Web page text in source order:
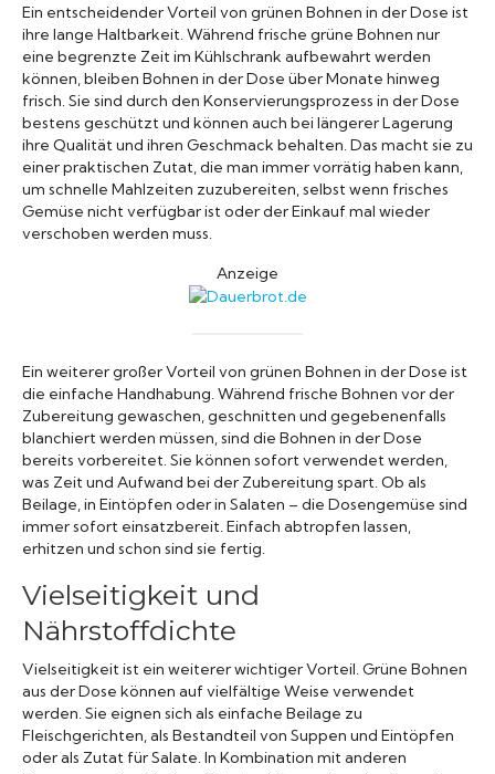
Ein entscheidender Vorteil von grünen Bohnen in der Dose ist
ihre lange Haltbarkeit. Während frische grüne Bohnen nur
eine begrenzte Zeit im Kühlschrank aufbewahrt werden
können, bleiben Bohnen in der Dose über Monate hinweg
frisch. Sie sind durch den Konservierungsprozess in der Dose
bestens geschützt und können auch bei längerer Lagerung
ihre Qualität und ihren Geschmack behalten. Das macht sie zu
einer praktischen Zutat, die man immer vorrätig haben kann,
um schnelle Mahlzeiten zuzubereiten, selbst wenn frisches
Gemüse nicht verfügbar ist oder der Einkauf mal wieder
verschoben werden muss.
Anzeige
Ein weiterer großer Vorteil von grünen Bohnen in der Dose ist
die einfache Handhabung. Während frische Bohnen vor der
Zubereitung gewaschen, geschnitten und gegebenenfalls
blanchiert werden müssen, sind die Bohnen in der Dose
bereits vorbereitet. Sie können sofort verwendet werden,
was Zeit und Aufwand bei der Zubereitung spart. Ob als
Beilage, in Eintöpfen oder in Salaten – die Dosengemüse sind
immer sofort einsatzbereit. Einfach abtropfen lassen,
erhitzen und schon sind sie fertig.
Vielseitigkeit und
Nährstoffdichte
Vielseitigkeit ist ein weiterer wichtiger Vorteil. Grüne Bohnen
aus der Dose können auf vielfältige Weise verwendet
werden. Sie eignen sich als einfache Beilage zu
Fleischgerichten, als Bestandteil von Suppen und Eintöpfen
oder als Zutat für Salate. In Kombination mit anderen